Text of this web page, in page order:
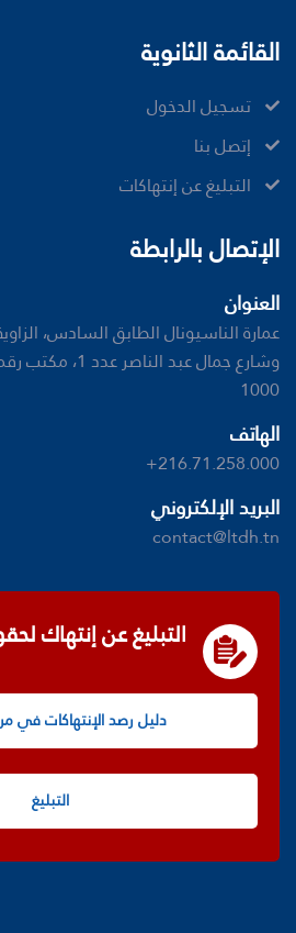
القائمة الثانوية
تسجيل الدخول
إتصل بنا
ﺍﻟﺘﺒﻠﻴﻎ ﻋﻦ ﺇﻧﺘﻬﺎﻛﺎﺕ
الإتصال بالرابطة
العنوان
1000
الهاتف
+216.71.258.000
البريد الإلكتروني
contact@ltdh.tn
التبليغ عن إنتهاك
دليل رصد الإنتهاكات في
التبليغ